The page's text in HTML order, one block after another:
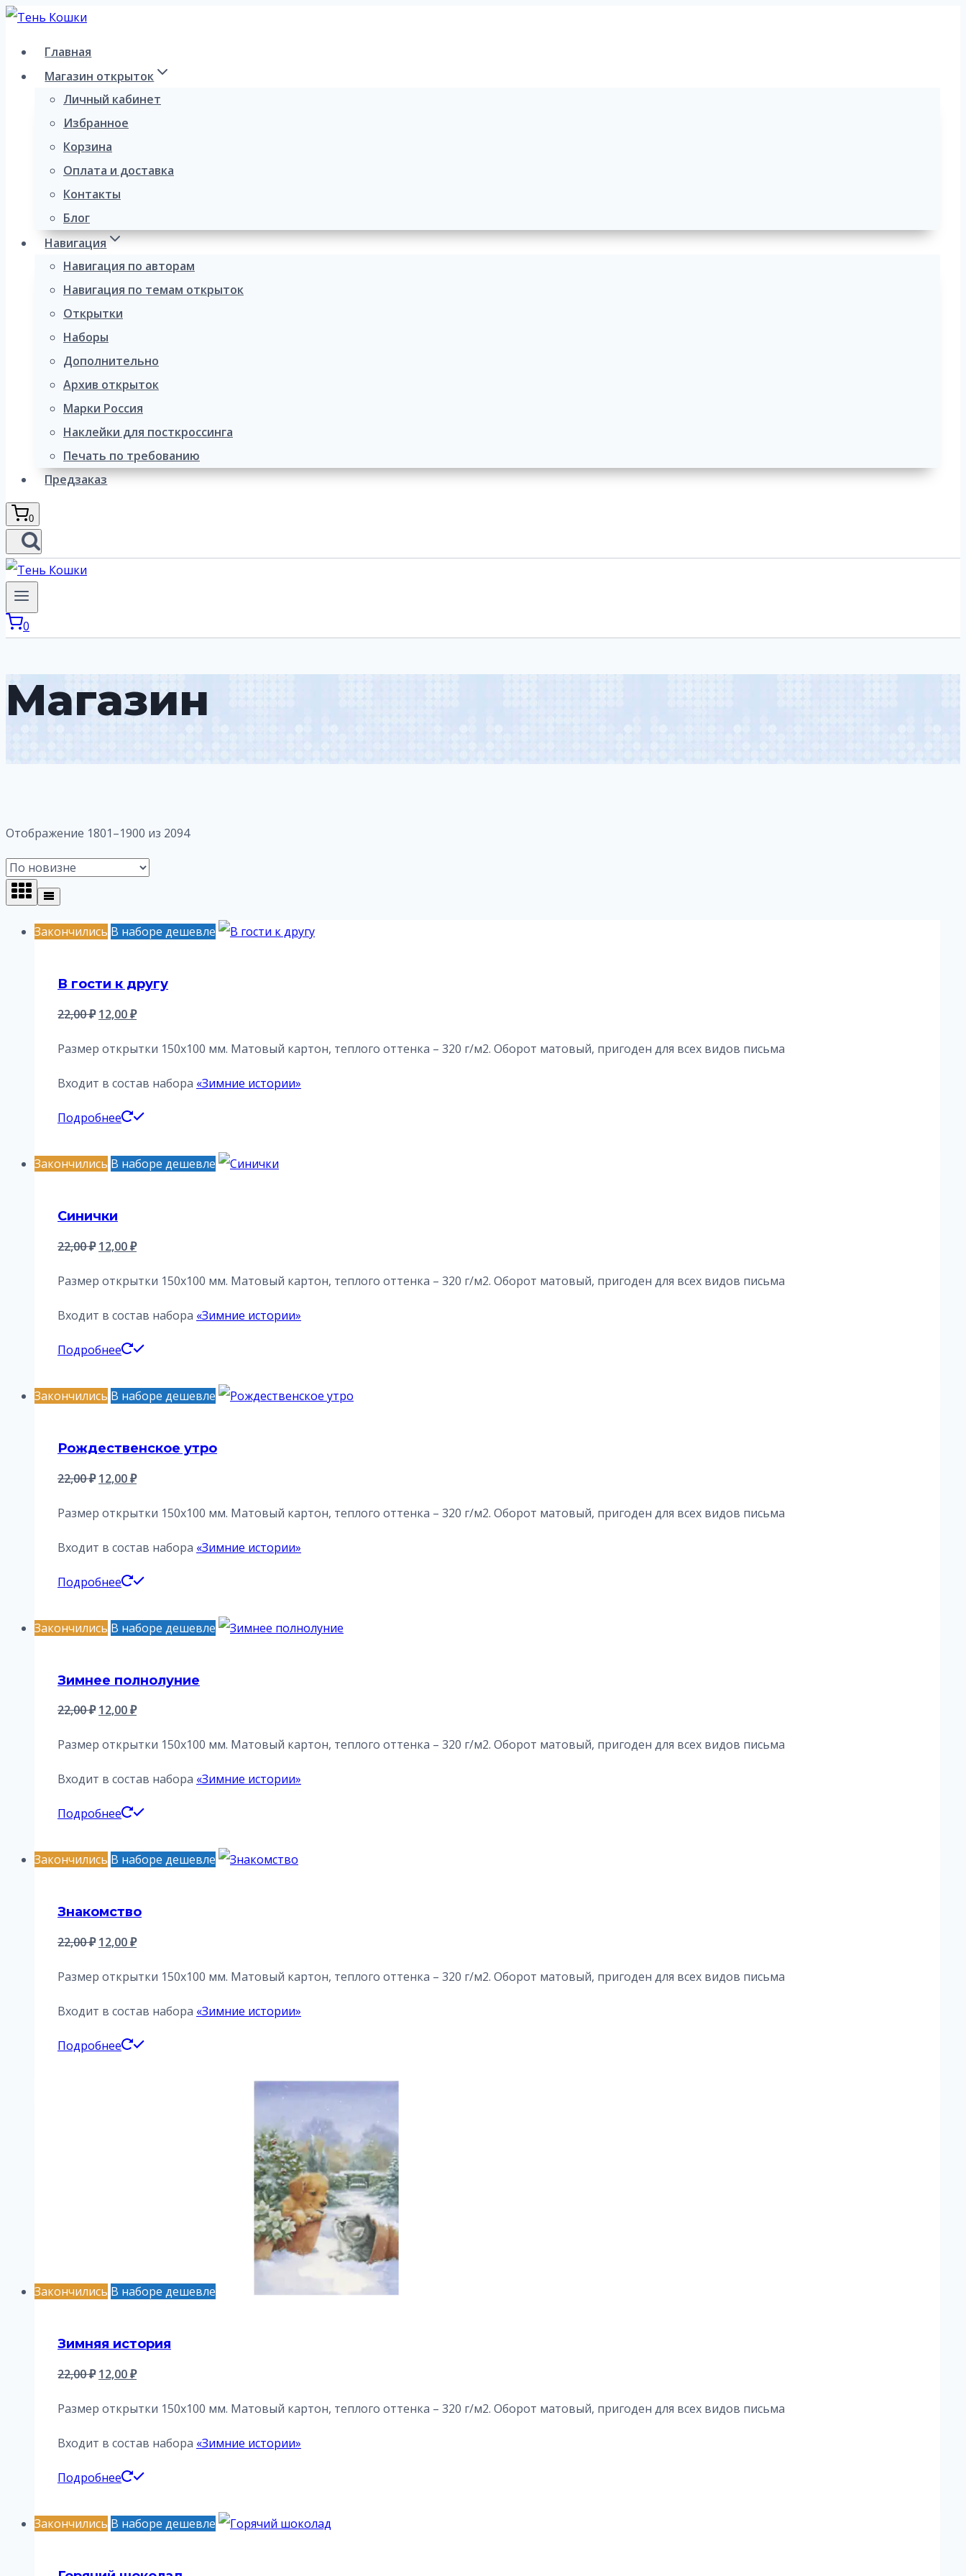
Перейти
содержимому
Главная
Магазин открыток
Личный кабинет
Избранное
Корзина
Оплата и доставка
Контакты
Блог
Навигация
Навигация по авторам
Навигация по темам открыток
Открытки
Наборы
Дополнительно
Архив открыток
Марки Россия
Наклейки для посткроссинга
Печать по требованию
Предзаказ
0
0
Магазин
Отображение 1801–1900 из 2094Сортировка:
Закончились В наборе дешевле
В гости к другу
22,00₽ Первоначальная
составляла
22,00 ₽.
12,00₽Текущая
Размер открытки 150х100 мм. Матовый картон, теплого оттенка – 320 г/м2. Оборот матовый, пригоден для всех видов письма
Входит в состав набора «Зимние истории»
Подробнее
Закончились В наборе дешевле
Синички
22,00₽ Первоначальная
составляла
22,00 ₽.
12,00₽Текущая
Размер открытки 150х100 мм. Матовый картон, теплого оттенка – 320 г/м2. Оборот матовый, пригоден для всех видов письма
Входит в состав набора «Зимние истории»
Подробнее
Закончились В наборе дешевле
Рождественское утро
22,00₽ Первоначальная
составляла
22,00 ₽.
12,00₽Текущая
Размер открытки 150х100 мм. Матовый картон, теплого оттенка – 320 г/м2. Оборот матовый, пригоден для всех видов письма
Входит в состав набора «Зимние истории»
Подробнее
Закончились В наборе дешевле
Зимнее полнолуние
22,00₽ Первоначальная
составляла
22,00 ₽.
12,00₽Текущая
Размер открытки 150х100 мм. Матовый картон, теплого оттенка – 320 г/м2. Оборот матовый, пригоден для всех видов письма
Входит в состав набора «Зимние истории»
Подробнее
Закончились В наборе дешевле
Знакомство
22,00₽ Первоначальная
составляла
22,00 ₽.
12,00₽Текущая
Размер открытки 150х100 мм. Матовый картон, теплого оттенка – 320 г/м2. Оборот матовый, пригоден для всех видов письма
Входит в состав набора «Зимние истории»
Подробнее
Закончились В наборе дешевле
Зимняя история
22,00₽ Первоначальная
составляла
22,00 ₽.
12,00₽Текущая
Размер открытки 150х100 мм. Матовый картон, теплого оттенка – 320 г/м2. Оборот матовый, пригоден для всех видов письма
Входит в состав набора «Зимние истории»
Подробнее
Закончились В наборе дешевле